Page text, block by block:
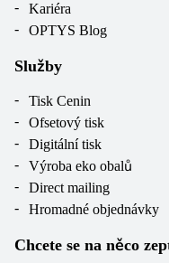
Kariéra
OPTYS Blog
Služby
Tisk Cenin
Ofsetový tisk
Digitální tisk
Výroba eko obalů
Direct mailing
Hromadné objednávky
Chcete se na něco